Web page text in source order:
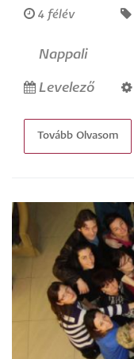
4 félév
Nappali
Levelező
Tovább Olvasom